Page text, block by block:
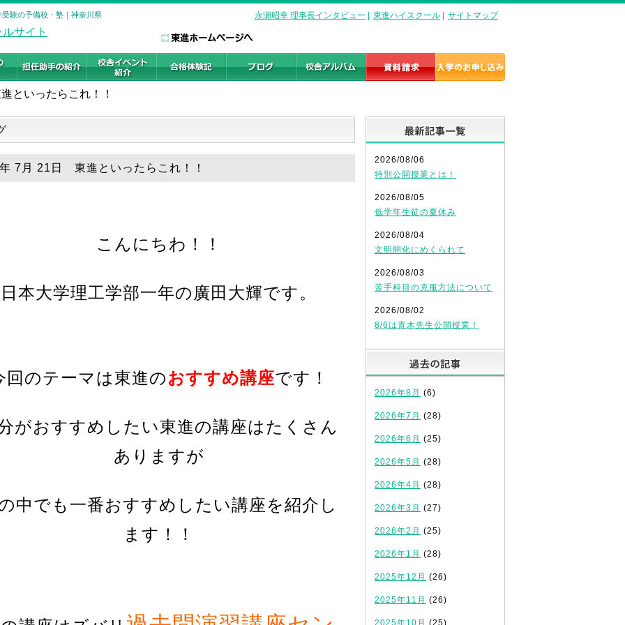
験の予備校・塾｜神奈川県 永瀬昭幸 理事長インタビュー 東進ハイスクール サイトマップ
といったらこれ！！
7月 21日 東進といったらこれ！！
こんにちわ！！
日本大学理工学部一年の廣田大輝です。
回のテーマは東進のおすすめ講座です ！
がおすすめしたい東進の講座はたくさん
ありますが
中でも一番おすすめしたい講座を紹介し
ます！！
2026/08/06
特別公開授業とは！
2026/08/05
低学年生徒の夏休み
2026/08/04
文明開化にめくられて
2026/08/03
苦手科目の克服方法について
2026/08/02
8/6は青木先生公開授業！
2026年8月 (6)
2026年7月 (28)
2026年6月 (25)
2026年5月 (28)
2026年4月 (28)
2026年3月 (27)
2026年2月 (25)
2026年1月 (28)
2025年12月 (26)
2025年11月 (26)
2025年10月 (25)